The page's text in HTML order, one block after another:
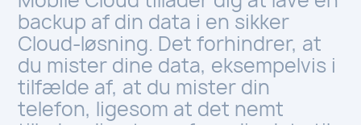
backup af din data i en sikker
Cloud-løsning. Det forhindrer, at
du mister dine data, eksempelvis i
tilfælde af, at du mister din
telefon, ligesom at det nemt